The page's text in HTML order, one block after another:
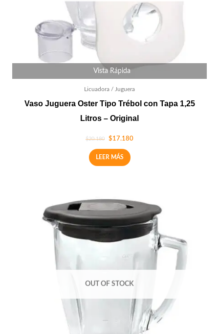
Vista Rápida
Licuadora / Juguera
Vaso Juguera Oster Tipo Trébol con Tapa 1,25
Litros – Original
$20.180 $17.180
LEER MÁS
OUT OF STOCK